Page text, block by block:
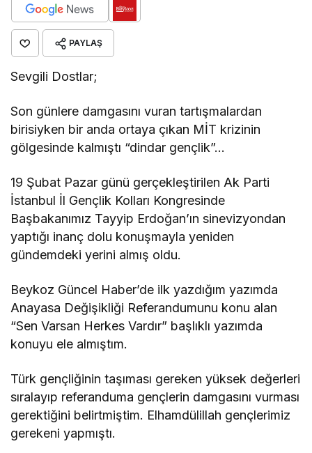
PAYLAŞ
Sevgili Dostlar;
Son günlere damgasını vuran tartışmalardan
birisiyken bir anda ortaya çıkan MİT krizinin
gölgesinde kalmıştı “dindar gençlik”…
19 Şubat Pazar günü gerçekleştirilen Ak Parti
İstanbul İl Gençlik Kolları Kongresinde
Başbakanımız Tayyip Erdoğan’ın sinevizyondan
yaptığı inanç dolu konuşmayla yeniden
gündemdeki yerini almış oldu.
Beykoz Güncel Haber’de ilk yazdığım yazımda
Anayasa Değişikliği Referandumunu konu alan
“Sen Varsan Herkes Vardır” başlıklı yazımda
konuyu ele almıştım.
Türk gençliğinin taşıması gereken yüksek değerleri
sıralayıp referanduma gençlerin damgasını vurması
gerektiğini belirtmiştim. Elhamdülillah gençlerimiz
gerekeni yapmıştı.